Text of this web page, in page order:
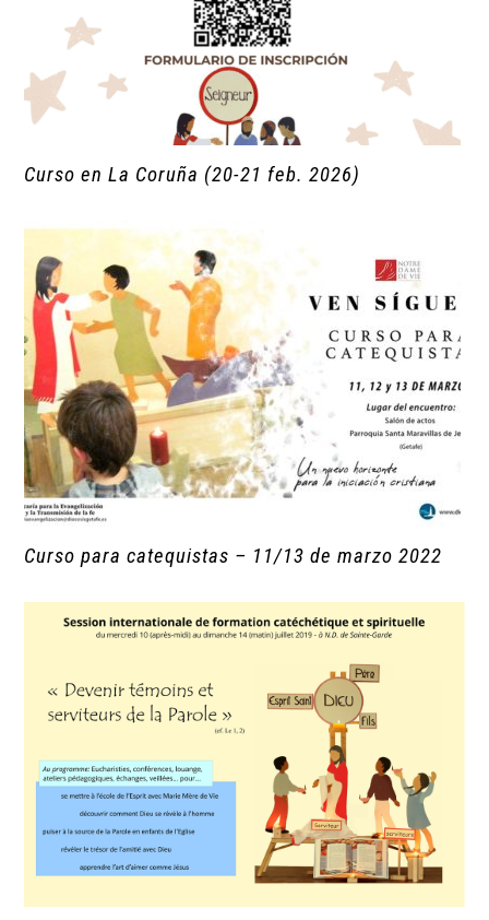
Curso en La Coruña (20-21 feb. 2026)
Curso para catequistas – 11/13 de marzo 2022